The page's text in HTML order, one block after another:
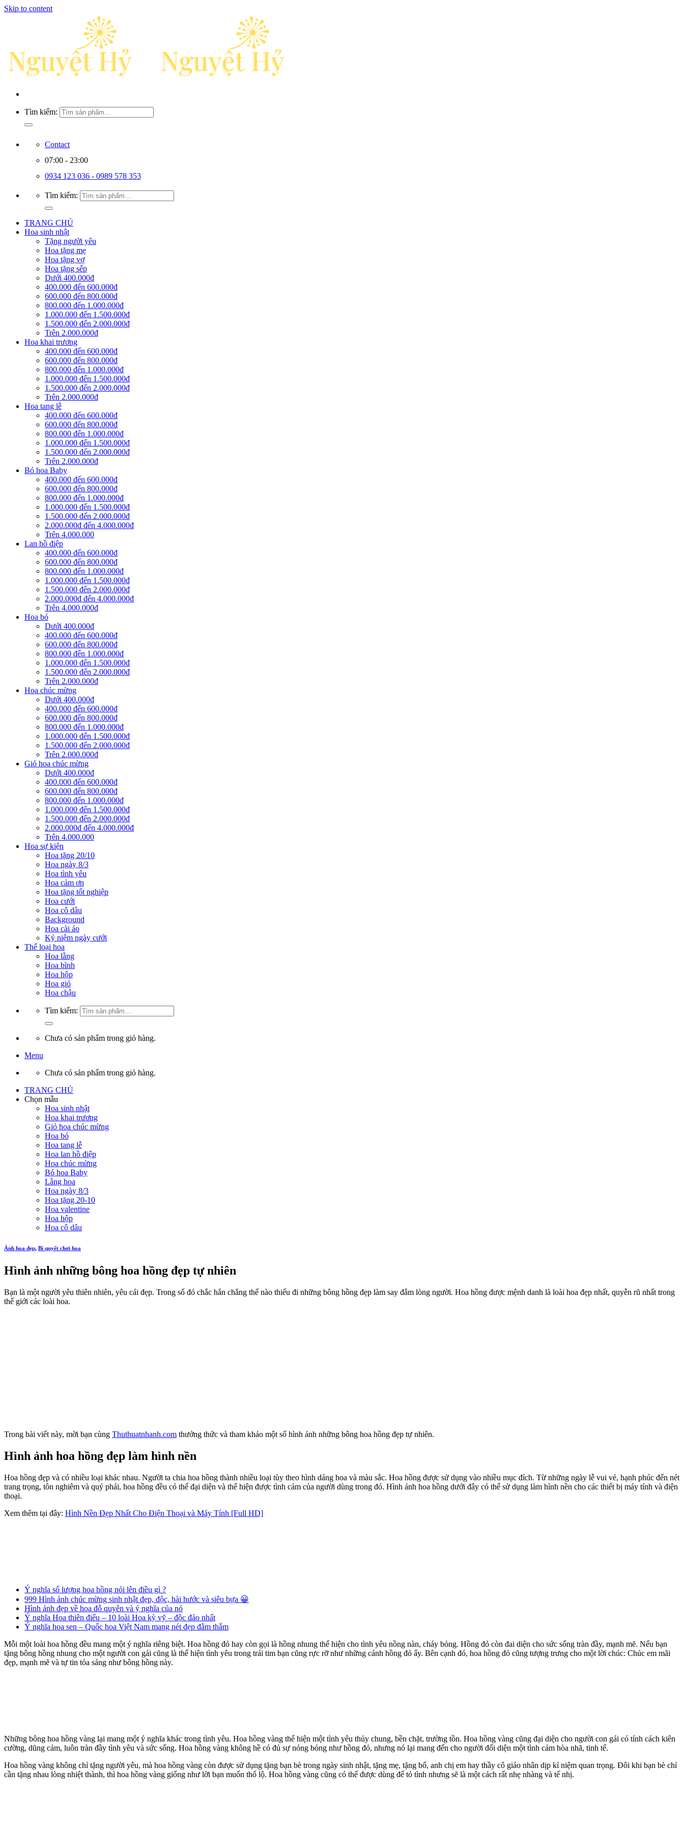
Skip to content
Tìm kiếm:
Contact
07:00 - 23:00
0934 123 036 - 0989 578 353
Tìm kiếm:
TRANG CHỦ
Hoa sinh nhật
Tặng người yêu
Hoa tặng mẹ
Hoa tặng vợ
Hoa tặng sếp
Dưới 400.000đ
400.000 đến 600.000đ
600.000 đến 800.000đ
800.000 đến 1.000.000đ
1.000.000 đến 1.500.000đ
1.500.000 đến 2.000.000đ
Trên 2.000.000đ
Hoa khai trương
400.000 đến 600.000đ
600.000 đến 800.000đ
800.000 đến 1.000.000đ
1.000.000 đến 1.500.000đ
1.500.000 đến 2.000.000đ
Trên 2.000.000đ
Hoa tang lễ
400.000 đến 600.000đ
600.000 đến 800.000đ
800.000 đến 1.000.000đ
1.000.000 đến 1.500.000đ
1.500.000 đến 2.000.000đ
Trên 2.000.000đ
Bó hoa Baby
400.000 đến 600.000đ
600.000 đến 800.000đ
800.000 đến 1.000.000đ
1.000.000 đến 1.500.000đ
1.500.000 đến 2.000.000đ
2.000.000đ đến 4.000.000đ
Trên 4.000.000
Lan hồ điệp
400.000 đến 600.000đ
600.000 đến 800.000đ
800.000 đến 1.000.000đ
1.000.000 đến 1.500.000đ
1.500.000 đến 2.000.000đ
2.000.000đ đến 4.000.000đ
Trên 4.000.000đ
Hoa bó
Dưới 400.000đ
400.000 đến 600.000đ
600.000 đến 800.000đ
800.000 đến 1.000.000đ
1.000.000 đến 1.500.000đ
1.500.000 đến 2.000.000đ
Trên 2.000.000đ
Hoa chúc mừng
Dưới 400.000đ
400.000 đến 600.000đ
600.000 đến 800.000đ
800.000 đến 1.000.000đ
1.000.000 đến 1.500.000đ
1.500.000 đến 2.000.000đ
Trên 2.000.000đ
Giỏ hoa chúc mừng
Dưới 400.000đ
400.000 đến 600.000đ
600.000 đến 800.000đ
800.000 đến 1.000.000đ
1.000.000 đến 1.500.000đ
1.500.000 đến 2.000.000đ
2.000.000đ đến 4.000.000đ
Trên 4.000.000
Hoa sự kiện
Hoa tặng 20/10
Hoa ngày 8/3
Hoa tình yêu
Hoa cảm ơn
Hoa tặng tốt nghiệp
Hoa cưới
Hoa cô dâu
Background
Hoa cài áo
Kỷ niệm ngày cưới
Thể loại hoa
Hoa lẵng
Hoa bình
Hoa hộp
Hoa giỏ
Hoa chậu
Tìm kiếm:
Chưa có sản phẩm trong giỏ hàng.
Menu
Chưa có sản phẩm trong giỏ hàng.
TRANG CHỦ
Chọn mẫu
Hoa sinh nhật
Hoa khai trương
Giỏ hoa chúc mừng
Hoa bó
Hoa tang lễ
Hoa lan hồ điệp
Hoa chúc mừng
Bó hoa Baby
Lẵng hoa
Hoa ngày 8/3
Hoa tặng 20-10
Hoa valentine
Hoa hộp
Hoa cô dâu
Ảnh hoa đẹp, Bí quyết chơi hoa
Hình ảnh những bông hoa hồng đẹp tự nhiên
Bạn là một người yêu thiên nhiên, yêu cái đẹp. Trong số đó chắc hẳn chẳng thế nào thiếu đi những bông hồng đẹp làm say đắm lòng người. Hoa hồng được mệnh danh là loài hoa đẹp nhất, quyễn rũ nhất trong
thế giới các loài hoa.
Trong bài viết này, mời bạn cùng Thuthuatnhanh.com thưởng thức và tham khảo một số hình ảnh những bông hoa hồng đẹp tự nhiên.
Hình ảnh hoa hồng đẹp làm hình nền
Hoa hồng đẹp và có nhiều loại khác nhau. Người ta chia hoa hồng thành nhiều loại tùy theo hình dáng hoa và màu sắc. Hoa hồng được sử dụng vào nhiều mục đích. Từ những ngày lễ vui vẻ, hạnh phúc đến nét
trang trọng, tôn nghiêm và quý phái, hoa hồng đều có thể đại diện và thể hiện được tình cảm của người dùng trong đó. Hình ảnh hoa hồng dưới đây có thể sử dụng làm hình nền cho các thiết bị máy tính và điện
thoại.
Xem thêm tại đây: Hình Nền Đẹp Nhất Cho Điện Thoại và Máy Tính [Full HD]
Ý nghĩa số lượng hoa hồng nói lên điều gì ?
999 Hình ảnh chúc mừng sinh nhật đẹp, độc, hài hước và siêu bựa 😀
Hình ảnh đẹp về hoa đỗ quyên và ý nghĩa của nó
Ý nghĩa Hoa thiên điểu – 10 loài Hoa kỳ vỹ – độc đáo nhất
Ý nghĩa hoa sen – Quốc hoa Việt Nam mang nét đẹp đằm thắm
Mỗi một loài hoa hồng đều mang một ý nghĩa riêng biệt. Hoa hồng đỏ hay còn gọi là hồng nhung thể hiện cho tình yêu nồng nàn, cháy bỏng. Hồng đỏ còn đai diện cho sức sống tràn đầy, mạnh mẽ. Nếu bạn
tặng bông hồng nhung cho một người con gái cũng là thể hiện tình yêu trong trái tim bạn cũng rực rỡ như những cánh hồng đỏ ấy. Bên cạnh đó, hoa hồng đỏ cũng tượng trưng cho một lời chúc: Chúc em mãi
đẹp, mạnh mẽ và tự tin tỏa sáng như bông hồng này.
Những bông hoa hồng vàng lại mang một ý nghĩa khác trong tình yêu. Hoa hồng vàng thể hiện một tình yêu thủy chung, bền chặt, trường tồn. Hoa hồng vàng cũng đại diện cho người con gái có tính cách kiên
cường, dũng cảm, luôn tràn đầy tình yêu và sức sống. Hoa hồng vàng không hề có đủ sự nóng bỏng như hồng đỏ, nhưng nó lại mang đến cho người đối diện một tình cảm hòa nhã, tinh tế.
Hoa hồng vàng không chỉ tặng người yêu, mà hoa hồng vàng còn được sử dụng tặng bạn bè trong ngày sinh nhật, tặng mẹ, tặng bố, anh chị em hay thầy cô giáo nhân dịp kỉ niệm quan trọng. Đôi khi bạn bè chỉ
cần tặng nhau lòng nhiệt thành, thì hoa hồng vàng giống như lời bạn muốn thổ lộ. Hoa hồng vàng cũng có thể được dùng để tỏ tình nhưng sẽ là một cách rất nhẹ nhàng và tế nhị.